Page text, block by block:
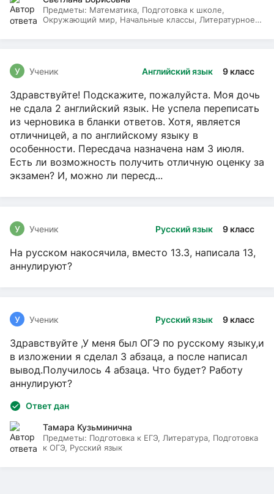
Предметы: Математика, Подготовка к школе,
Окружающий мир, Начальные классы, Литературное
Английский язык 9 класс
У Ученик
Здравствуйте! Подскажите, пожалуйста. Моя дочь
не сдала 2 английский язык. Не успела переписать
из черновика в бланки ответов. Хотя, является
отличницей, а по английскому языку в
особенности. Пересдача назначена нам 3 июля.
Есть ли возможность получить отличную оценку за
экзамен? И, можно ли пересд...
Русский язык 9 класс
У Ученик
На русском накосячила, вместо 13.3, написала 13,
аннулируют?
Русский язык 9 класс
У Ученик
Здравствуйте ,У меня был ОГЭ по русскому языку,и
в изложении я сделал 3 абзаца, а после написал
вывод.Получилось 4 абзаца. Что будет? Работу
аннулируют?
Ответ дан
Тамара Кузьминична
Предметы: Подготовка к ЕГЭ, Литература, Подготовка
к ОГЭ, Русский язык